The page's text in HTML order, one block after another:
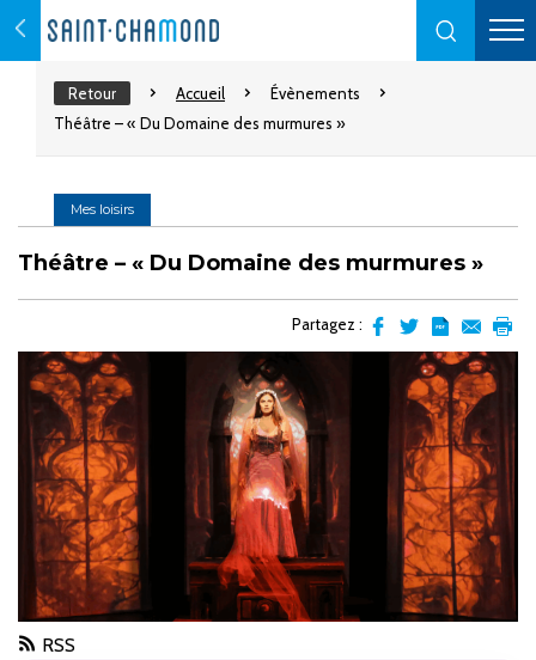
Retour Accueil
Évènements
Théâtre – « Du Domaine des murmures »
Mes loisirs
Théâtre – « Du Domaine des murmures »
Partagez :
facebook
sur
Twitter
l'article
en
pdf
par
email
RSS